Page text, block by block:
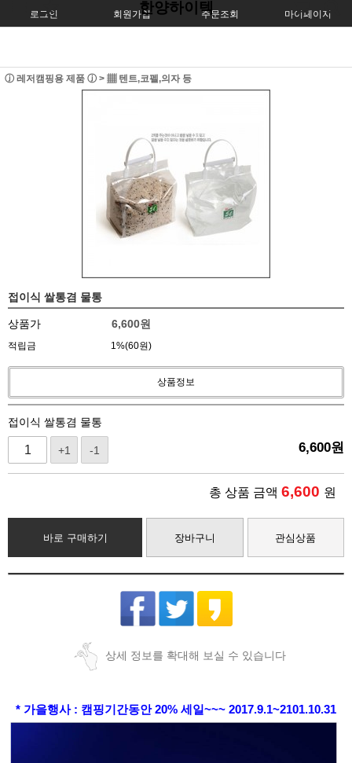
로그인 회원가입 주문조회 마이페이지
한양하이텍
ⓙ 레저캠핑용 제품 ⓙ > ▦ 텐트,코펠,의자 등
접이식 쌀통겸 물통
상품가 6,600원
적립금 1%(60원)
상품정보
접이식 쌀통겸 물통
+1 -1 6,600원
총 상품 금액 6,600 원
바로 구매하기 장바구니 관심상품
상세 정보를 확대해 보실 수 있습니다
* 가을행사 : 캠핑기간동안 20% 세일~~~ 2017.9.1~2101.10.31